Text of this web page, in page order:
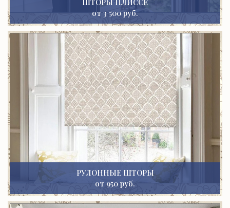
от 3 500 руб.
РУЛОННЫЕ ШТОРЫ
от 950 руб.